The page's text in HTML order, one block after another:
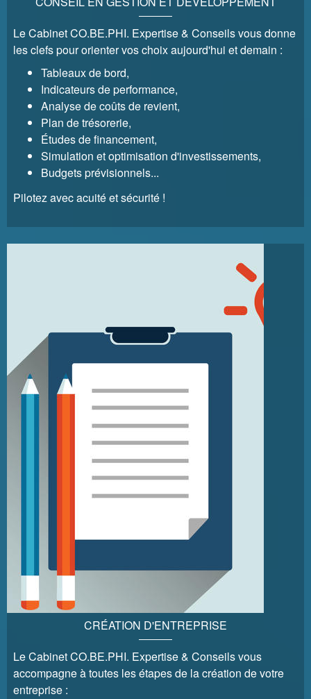
Le Cabinet CO.BE.PHI. Expertise & Conseils vous donne
les clefs pour orienter vos choix aujourd'hui et demain :
Tableaux de bord,
Indicateurs de performance,
Analyse de coûts de revient,
Plan de trésorerie,
Études de financement,
Simulation et optimisation d'investissements,
Budgets prévisionnels...
Pilotez avec acuité et sécurité !
CRÉATION D'ENTREPRISE
Le Cabinet CO.BE.PHI. Expertise & Conseils vous
accompagne à toutes les étapes de la création de votre
entreprise :